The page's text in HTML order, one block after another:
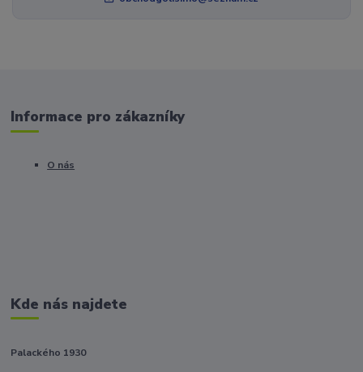
Informace pro zákazníky
O nás
Kde nás najdete
Palackého 1930